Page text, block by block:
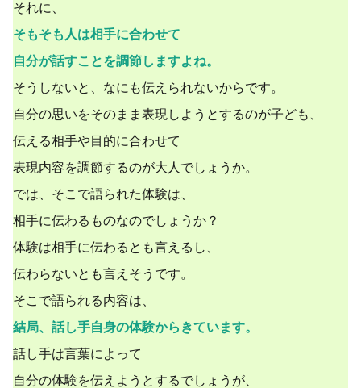
それに、
そもそも人は相手に合わせて
自分が話すことを調節しますよね。
そうしないと、なにも伝えられないからです。
自分の思いをそのまま表現しようとするのが子ども、
伝える相手や目的に合わせて
表現内容を調節するのが大人でしょうか。
では、そこで語られた体験は、
相手に伝わるものなのでしょうか？
体験は相手に伝わるとも言えるし、
伝わらないとも言えそうです。
そこで語られる内容は、
結局、話し手自身の体験からきています。
話し手は言葉によって
自分の体験を伝えようとするでしょうが、